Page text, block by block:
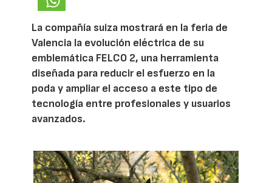
La compañía suiza mostrará en la feria de
Valencia la evolución eléctrica de su
emblemática FELCO 2, una herramienta
diseñada para reducir el esfuerzo en la
poda y ampliar el acceso a este tipo de
tecnología entre profesionales y usuarios
avanzados.